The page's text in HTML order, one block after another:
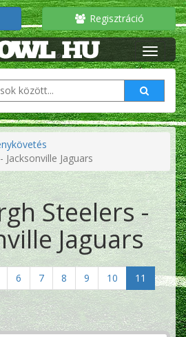
Regisztráció
Jaguars
Steelers -
Jaguars
6 7 8 9 10
11